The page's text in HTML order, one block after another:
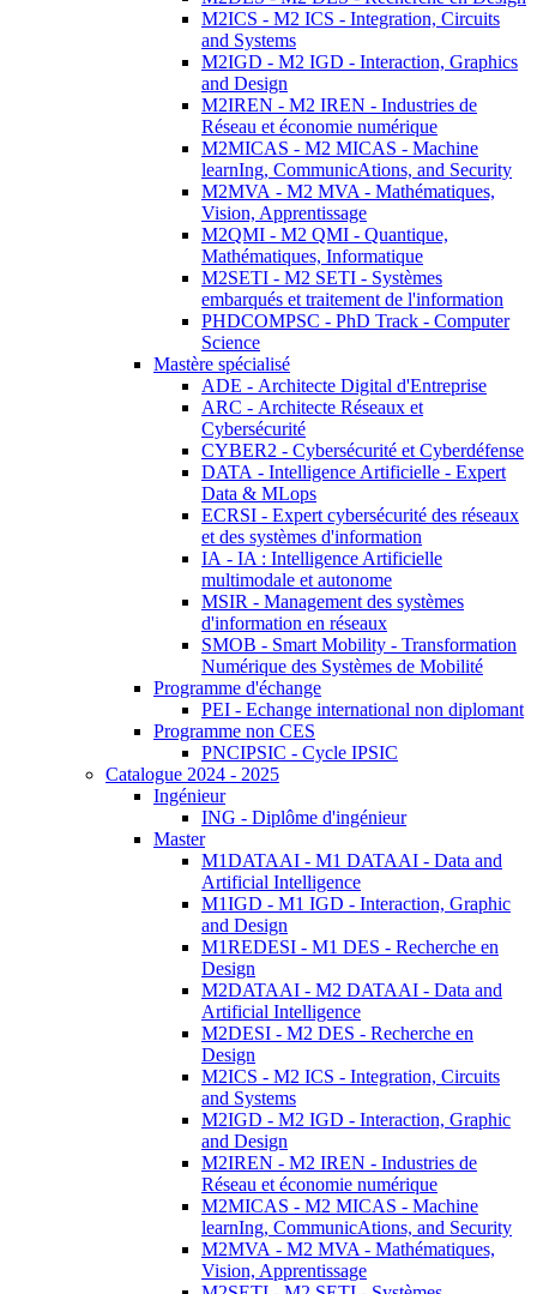
M2ICS - M2 ICS - Integration, Circuits
and Systems
M2IGD - M2 IGD - Interaction, Graphics
and Design
M2IREN - M2 IREN - Industries de
Réseau et économie numérique
M2MICAS - M2 MICAS - Machine
learnIng, CommunicAtions, and Security
M2MVA - M2 MVA - Mathématiques,
Vision, Apprentissage
M2QMI - M2 QMI - Quantique,
Mathématiques, Informatique
M2SETI - M2 SETI - Systèmes
embarqués et traitement de l'information
PHDCOMPSC - PhD Track - Computer
Science
Mastère spécialisé
ADE - Architecte Digital d'Entreprise
ARC - Architecte Réseaux et
Cybersécurité
CYBER2 - Cybersécurité et Cyberdéfense
DATA - Intelligence Artificielle - Expert
Data & MLops
ECRSI - Expert cybersécurité des réseaux
et des systèmes d'information
IA - IA : Intelligence Artificielle
multimodale et autonome
MSIR - Management des systèmes
d'information en réseaux
SMOB - Smart Mobility - Transformation
Numérique des Systèmes de Mobilité
Programme d'échange
PEI - Echange international non diplomant
Programme non CES
PNCIPSIC - Cycle IPSIC
Catalogue 2024 - 2025
Ingénieur
ING - Diplôme d'ingénieur
Master
M1DATAAI - M1 DATAAI - Data and
Artificial Intelligence
M1IGD - M1 IGD - Interaction, Graphic
and Design
M1REDESI - M1 DES - Recherche en
Design
M2DATAAI - M2 DATAAI - Data and
Artificial Intelligence
M2DESI - M2 DES - Recherche en
Design
M2ICS - M2 ICS - Integration, Circuits
and Systems
M2IGD - M2 IGD - Interaction, Graphic
and Design
M2IREN - M2 IREN - Industries de
Réseau et économie numérique
M2MICAS - M2 MICAS - Machine
learnIng, CommunicAtions, and Security
M2MVA - M2 MVA - Mathématiques,
Vision, Apprentissage